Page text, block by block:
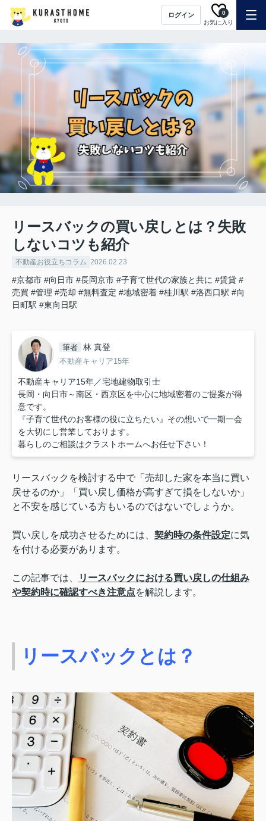
ログイン
お気に入り
0
リースバックの買い戻しとは？失敗
しないコツも紹介
不動産お役立ちコラム 2026.02.23
#京都市 #向日市 #長岡京市 #子育て世代の家族と共に #賃貸 #
売買 #管理 #売却 #無料査定 #地域密着 #桂川駅 #洛西口駅 #向
日町駅 #東向日駅
筆者 林 真登
不動産キャリア15年
不動産キャリア15年／宅地建物取引士
長岡・向日市～南区・西京区を中心に地域密着のご提案が得
意です。
『子育て世代のお客様の役に立ちたい』その想いで一期一会
を大切にし営業しております。
暮らしのご相談はクラストホームへお任せ下さい！
リースバックを検討する中で「売却した家を本当に買い
戻せるのか」「買い戻し価格が高すぎて損をしないか」
と不安を感じている方もいるのではないでしょうか。
買い戻しを成功させるためには、 契約時の条件設定に気
を付ける必要があります。
この記事では、
リースバックにおける買い戻しの仕組み
や契約時に確認すべき注意点を解説します。
リースバックとは？